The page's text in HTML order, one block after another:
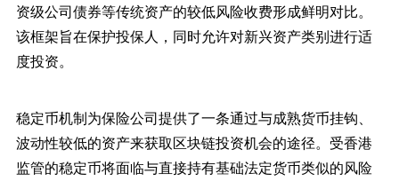
资级公司债券等传统资产的较低风险收费形成鲜明对比。
该框架旨在保护投保人，同时允许对新兴资产类别进行适
度投资。
稳定币机制为保险公司提供了一条通过与成熟货币挂钩、
波动性较低的资产来获取区块链投资机会的途径。受香港
监管的稳定币将面临与直接持有基础法定货币类似的风险